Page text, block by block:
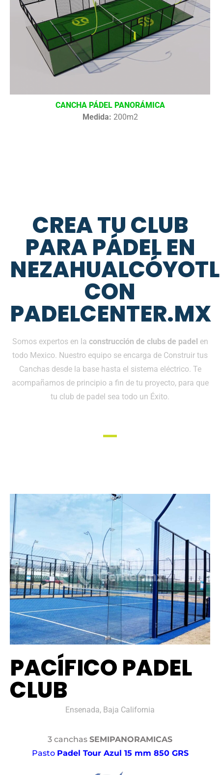
CANCHA PÁDEL PANORÁMICA
Medida: 200m2
CREA TU CLUB
PARA PÁDEL EN
NEZAHUALCÓYOTL
CON
PADELCENTER.MX
Somos expertos en la construcción de clubs de padel en
todo Mexico. Nuestro equipo se encarga de Construir tus
Canchas desde la base hasta el sistema eléctrico. Te
acompañamos de principio a fin de tu proyecto, para que
tu club de padel sea todo un Éxito.
PACÍFICO PADEL
CLUB
Ensenada, Baja California
3 canchas SEMIPANORAMICAS
Pasto Padel Tour Azul 15 mm 850 GRS